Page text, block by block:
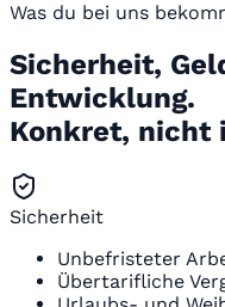
Was du bei uns
Sicherheit,
Entwicklung.
Konkret, nicht
Sicherheit
Unbefristeter
Übertarifliche